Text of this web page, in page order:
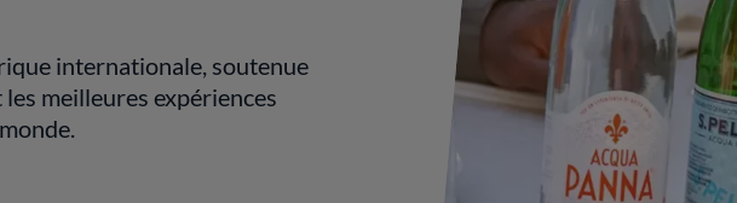
internationale, soutenue
meilleures expériences